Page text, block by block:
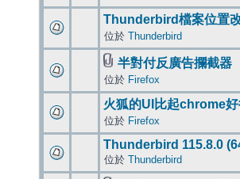
Thunderbird檔案位置
位於 Thunderbird
半對付反廣告攔截器
位於 Firefox
火狐的UI比起chrome
位於 Firefox
Thunderbird 115.8.0
位於 Thunderbird